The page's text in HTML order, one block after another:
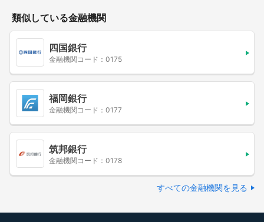
類似している金融機関
四国銀行
金融機関コード：0175
福岡銀行
金融機関コード：0177
筑邦銀行
金融機関コード：0178
すべての金融機関を見る